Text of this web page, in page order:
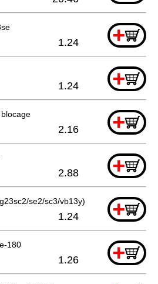
+
1.24
+
1.24
+
2.16
+
2.88
se2/sc3/vb13y) +
1.24
180 +
1.26